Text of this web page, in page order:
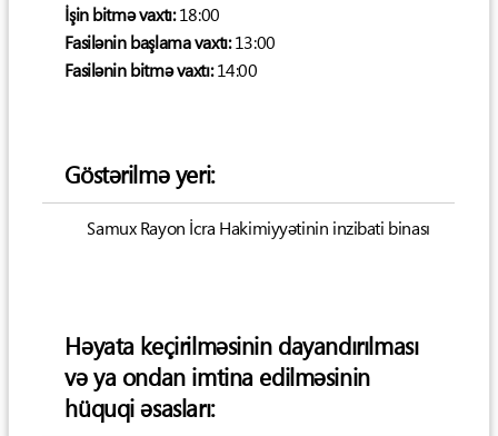
İşin bitmə vaxtı:18:00
Fasilənin başlama vaxtı:13:00
Fasilənin bitmə vaxtı:14:00
Göstərilmə yeri:
Samux Rayon İcra Hakimiyyətinin inzibati binası
Həyata keçirilməsinin dayandırılması
və ya ondan imtina edilməsinin
hüquqi əsasları: